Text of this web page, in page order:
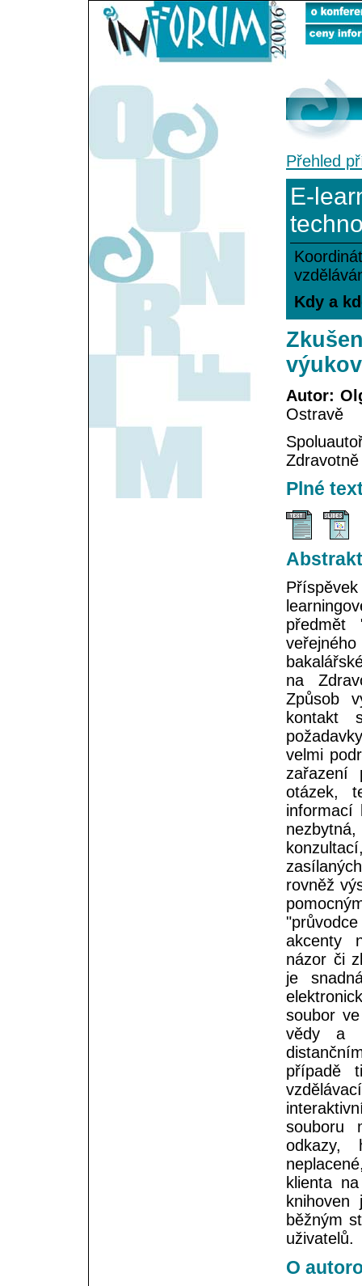
Přehled
E-
Kdy a
Autor:
Ostravě
Plné
Abstrakt
předmět
na
Způsob
kontakt
velmi
zařazení
otázek,
informací
rovněž
akcenty
názor či
je
soubor
vědy a
případě
souboru
odkazy,
klienta
běžným
uživatelů.
O